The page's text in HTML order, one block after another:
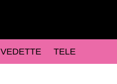
VEDETTE TELE